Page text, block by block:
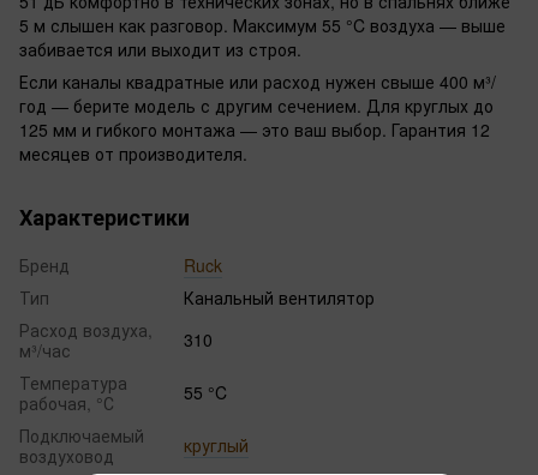
5 м слышен как разговор. Максимум 55 °C воздуха — выше
забивается или выходит из строя.
Если каналы квадратные или расход нужен свыше 400 м³/
год — берите модель с другим сечением. Для круглых до
125 мм и гибкого монтажа — это ваш выбор. Гарантия 12
месяцев от производителя.
Характеристики
Бренд
Ruck
Тип
Канальный вентилятор
Расход воздуха,
м³/час
310
Температура
рабочая, °С
55 °C
Подключаемый
воздуховод
круглый